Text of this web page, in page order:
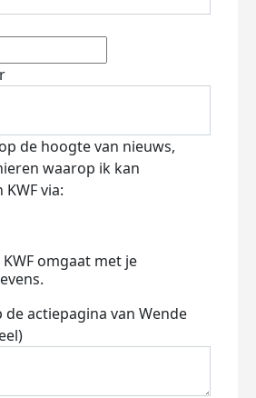
de hoogte van nieuws,
waarop ik kan
via:
KWF omgaat met je
de actiepagina van Wende